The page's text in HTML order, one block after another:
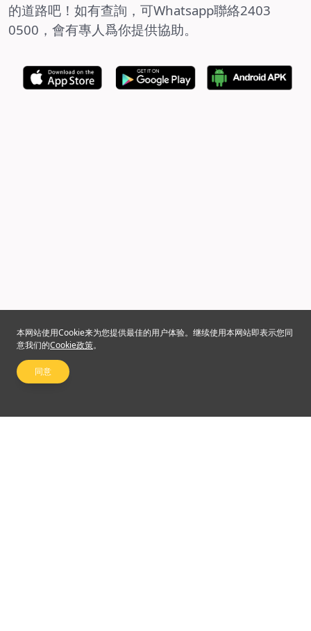
的道路吧！如有查詢，可Whatsapp聯絡2403
0500 ， 會有專人爲你提供協助。
本网站使用Cookie来为您提供最佳的用户体验。继续使用本网站即表示您同
意我们的Cookie政策。
同意